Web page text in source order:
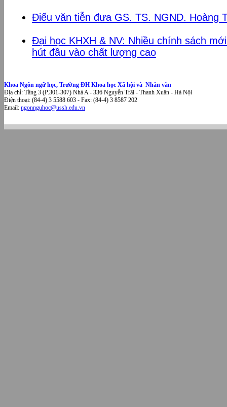
Điếu văn tiễn đưa GS. TS. NGND. Hoàng
Đại học KHXH & NV: Nhiều chính sách
hút đầu vào chất lượng cao
Khoa Ngôn ngữ học, Trường ĐH Khoa học Xã hội và Nhân văn
Địa chỉ: Tầng 3 (P.301-307) Nhà A - 336 Nguyễn Trãi - Thanh Xuân - Hà Nội
Điện thoại: (84-4) 3 5588 603 - Fax: (84-4) 3 8587 202
Email: ngonnguhoc@ussh.edu.vn